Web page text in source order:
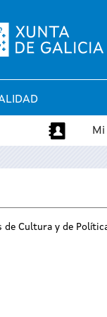
Mi
de Cultura y de